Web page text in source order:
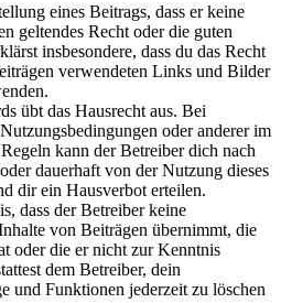
eines Beitrags, dass er keine
geltendes Recht oder die guten
insbesondere, dass du das Recht
verwendeten Links und Bilder
übt das Hausrecht aus. Bei
oder anderer im
kann der Betreiber dich nach
dauerhaft von der Nutzung dieses
dir ein Hausverbot erteilen.
dass der Betreiber keine
von Beiträgen übernimmt, die
oder die er nicht zur Kenntnis
dem Betreiber, dein
und Funktionen jederzeit zu löschen